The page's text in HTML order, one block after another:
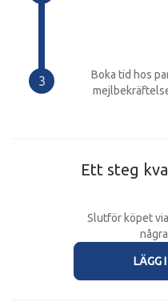
Boka tid hos
Ett steg
Slutför köpet
LÄGG